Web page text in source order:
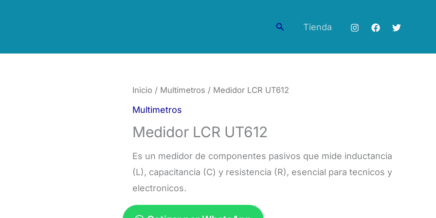
BuscarTienda
Inicio / Multimetros / Medidor LCR UT612
Multimetros
Medidor LCR UT612
Es un medidor de componentes pasivos que mide inductancia
(L), capacitancia (C) y resistencia (R), esencial para tecnicos y
electronicos.